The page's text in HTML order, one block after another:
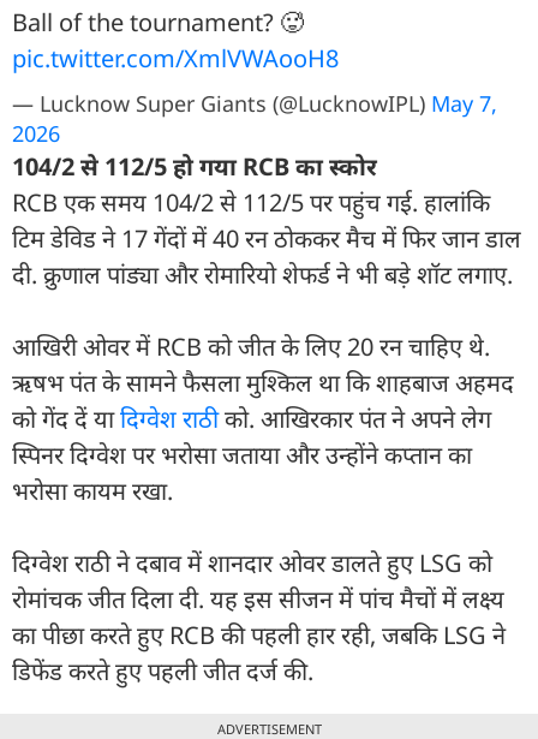
Ball of the tournament? 🥵
pic.twitter.com/XmlVWAooH8
— Lucknow Super Giants (@LucknowIPL) May 7,
2026
104/2 से 112/5 हो गया RCB का स्कोर
RCB एक समय 104/2 से 112/5 पर पहुंच गई. हालांकि
टिम डेविड ने 17 गेंदों में 40 रन ठोककर मैच में फिर जान डाल
दी. क्रुणाल पांड्या और रोमारियो शेफर्ड ने भी बड़े शॉट लगाए.
आखिरी ओवर में RCB को जीत के लिए 20 रन चाहिए थे.
ऋषभ पंत के सामने फैसला मुश्किल था कि शाहबाज अहमद
को गेंद दें यादिग्वेश राठीको. आखिरकार पंत ने अपने लेग
स्पिनर दिग्वेश पर भरोसा जताया और उन्होंने कप्तान का
भरोसा कायम रखा.
दिग्वेश राठी ने दबाव में शानदार ओवर डालते हुए LSG को
रोमांचक जीत दिला दी. यह इस सीजन में पांच मैचों में लक्ष्य
का पीछा करते हुए RCB की पहली हार रही, जबकि LSG ने
डिफेंड करते हुए पहली जीत दर्ज की.
ADVERTISEMENT